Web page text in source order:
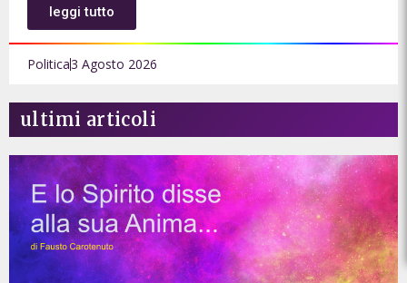
leggi tutto
Politica3 Agosto 2026
ultimi articoli